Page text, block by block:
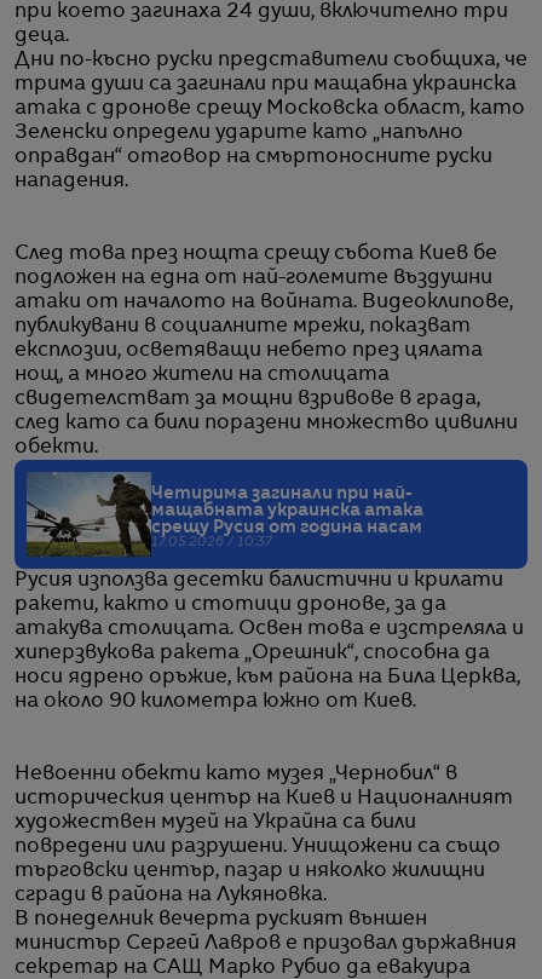
при което загинаха 24 души, включително три
деца.
Дни по-късно руски представители съобщиха, че
трима души са загинали при мащабна украинска
атака с дронове срещу Московска област, като
Зеленски определи ударите като „напълно
оправдан“ отговор на смъртоносните руски
нападения.
След това през нощта срещу събота Киев бе
подложен на една от най-големите въздушни
атаки от началото на войната. Видеоклипове,
публикувани в социалните мрежи, показват
експлозии, осветяващи небето през цялата
нощ, а много жители на столицата
свидетелстват за мощни взривове в града,
след като са били поразени множество цивилни
обекти.
Четирима загинали при най-
мащабната украинска атака
срещу Русия от година насам
17.05.2026 / 10:37
Русия използва десетки балистични и крилати
ракети, както и стотици дронове, за да
атакува столицата. Освен това е изстреляла и
хиперзвукова ракета „Орешник“, способна да
носи ядрено оръжие, към района на Била Церква,
на около 90 километра южно от Киев.
Невоенни обекти като музея „Чернобил“ в
историческия център на Киев и Националният
художествен музей на Украйна са били
повредени или разрушени. Унищожени са също
търговски център, пазар и няколко жилищни
сгради в района на Лукяновка.
В понеделник вечерта руският външен
министър Сергей Лавров е призовал държавния
секретар на САЩ Марко Рубио да евакуира